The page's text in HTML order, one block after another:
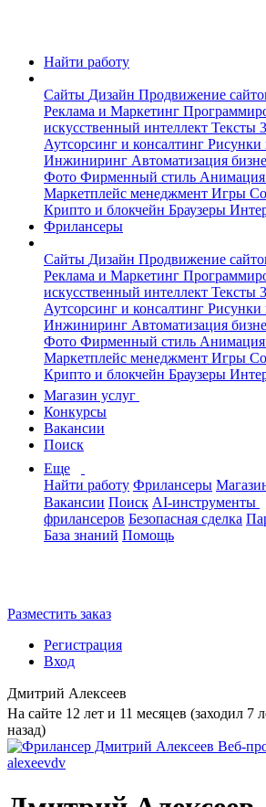
Найти работу
Сайты Дизайн Продвижение
Реклама и Маркетинг
искусственный интеллект Тексты
Аутсорсинг и консалтинг Рисунки
Инжиниринг Автоматизация
Фото Фирменный стиль Анимация
Маркетплейс менеджмент Игры
Крипто и блокчейн Браузеры
Фрилансеры
Сайты Дизайн Продвижение
Реклама и Маркетинг
искусственный интеллект Тексты
Аутсорсинг и консалтинг Рисунки
Инжиниринг Автоматизация
Фото Фирменный стиль Анимация
Маркетплейс менеджмент Игры
Крипто и блокчейн Браузеры
Магазин услуг
Конкурсы
Вакансии
Поиск
Еще
Найти работу Фрилансеры
Вакансии Поиск AI-инструменты
фрилансеров Безопасная сделка
База знаний Помощь
Разместить заказ
Регистрация
Вход
Дмитрий Алексеев
На сайте 12 лет и 11 месяцев (заходил 7
назад)